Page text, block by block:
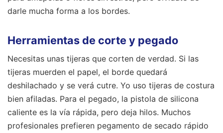
darle mucha forma a los bordes.
Herramientas de corte y pegado
Necesitas unas tijeras que corten de verdad. Si las
tijeras muerden el papel, el borde quedará
deshilachado y se verá cutre. Yo uso tijeras de costura
bien afiladas. Para el pegado, la pistola de silicona
caliente es la vía rápida, pero deja hilos. Muchos
profesionales prefieren pegamento de secado rápido